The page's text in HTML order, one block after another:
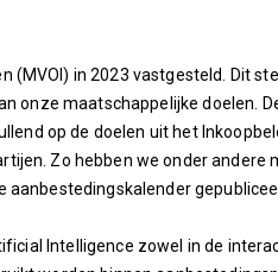
(MVOI) in 2023 vastgesteld. Dit
onze maatschappelijke doelen.
op de doelen uit het
Zo hebben we onder andere
aanbestedingskalender
Intelligence zowel in de